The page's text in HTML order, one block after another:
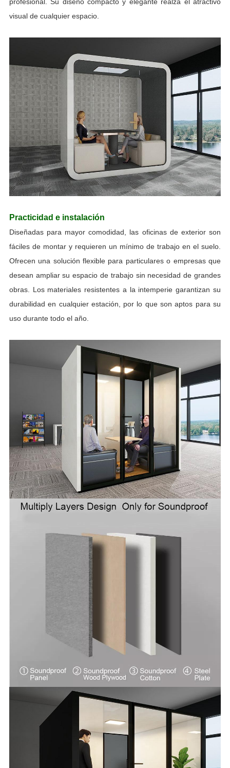
profesional. Su diseño compacto y elegante realza el atractivo
visual de cualquier espacio.
Practicidad e instalación
Diseñadas para mayor comodidad, las oficinas de exterior son
fáciles de montar y requieren un mínimo de trabajo en el suelo.
Ofrecen una solución flexible para particulares o empresas que
desean ampliar su espacio de trabajo sin necesidad de grandes
obras. Los materiales resistentes a la intemperie garantizan su
durabilidad en cualquier estación, por lo que son aptos para su
uso durante todo el año.